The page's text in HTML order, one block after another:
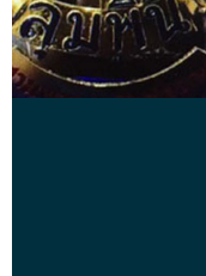
Les certificats
les catégories et
obligatoires.
Les certificats
enregistrés dans le